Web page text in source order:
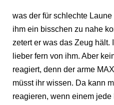
was der für schlechte
ihm ein bisschen zu nahe
zetert er was das Zeug hält.
lieber fern von ihm. Aber
reagiert, denn der arme
müsst ihr wissen. Da kann
reagieren, wenn einem